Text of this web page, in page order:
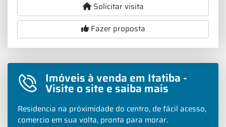
Solicitar visita
Fazer proposta
Imóveis à venda em Itatiba -
Visite o site e saiba mais
Residencia na próximidade do centro, de fácil acesso,
comercio em sua volta, pronta para morar.